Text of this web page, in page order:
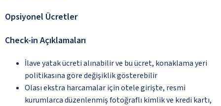
Opsiyonel Ücretler
Check-in Açıklamaları
İlave yatak ücreti alınabilir ve bu ücret, konaklama yeri
politikasına göre değişiklik gösterebilir
Olası ekstra harcamalar için otele girişte, resmi
kurumlarca düzenlenmiş fotoğraflı kimlik ve kredi kartı,